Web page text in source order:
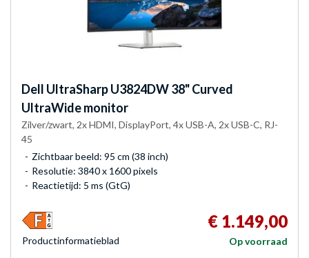
Dell UltraSharp U3824DW 38" Curved
UltraWide monitor
Zilver/zwart, 2x HDMI, DisplayPort, 4x USB-A, 2x USB-C, RJ-
45
Zichtbaar beeld: 95 cm (38 inch)
Resolutie: 3840 x 1600 pixels
Reactietijd: 5 ms (GtG)
€ 1.149,00
Op voorraad
Product­informatieblad